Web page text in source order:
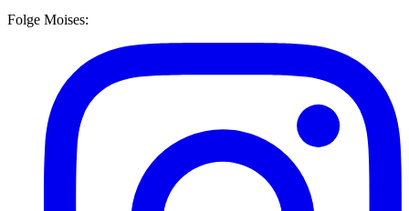
Folge Moises: